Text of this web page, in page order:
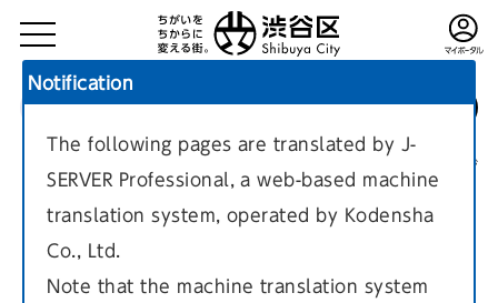
現在のページ
Notification
The following pages are translated by J-
SERVER Professional, a web-based machine
translation system, operated by Kodensha
Co., Ltd.
Note that the machine translation system